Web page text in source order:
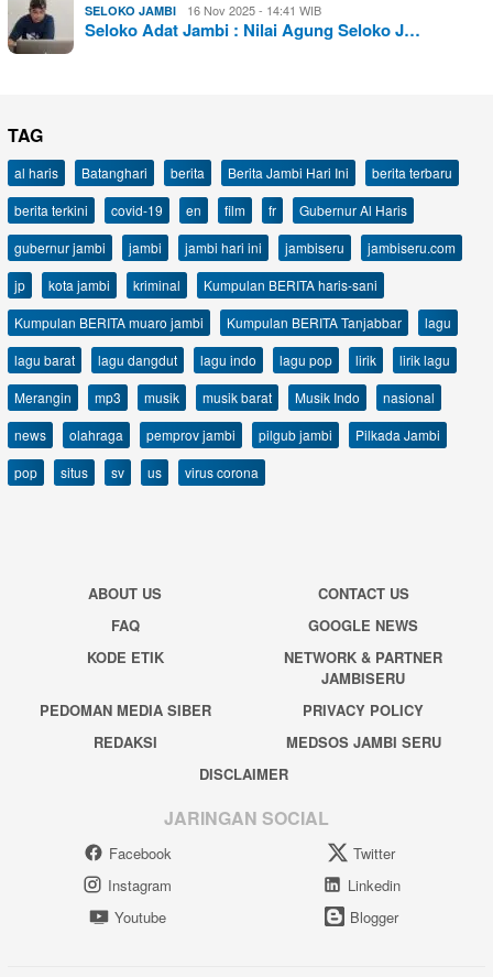
SELOKO JAMBI 16 Nov 2025 - 14:41 WIB
Seloko Adat Jambi : Nilai Agung Seloko J…
TAG
al haris Batanghari berita Berita Jambi Hari Ini
berita terbaru
berita terkini
covid-19 en film fr
Gubernur Al Haris
gubernur jambi
jambi jambi hari ini jambiseru
jambiseru.com
jp
kota jambi kriminal
Kumpulan BERITA haris-sani
Kumpulan BERITA muaro jambi
Kumpulan BERITA Tanjabbar
lagu
lagu barat
lagu dangdut lagu indo lagu pop lirik
lirik lagu
Merangin
mp3 musik musik barat Musik Indo
nasional
news
olahraga pemprov jambi pilgub jambi
Pilkada Jambi
pop
situs sv us virus corona
ABOUT US
CONTACT US
FAQ
GOOGLE NEWS
KODE ETIK
NETWORK & PARTNER
JAMBISERU
PEDOMAN MEDIA SIBER
PRIVACY POLICY
REDAKSI
MEDSOS JAMBI SERU
DISCLAIMER
JARINGAN SOCIAL
Facebook
Twitter
Instagram
Linkedin
Youtube
Blogger